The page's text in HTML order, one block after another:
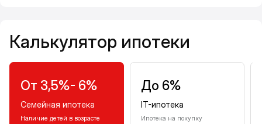
Калькулятор ипотеки
От 3,5%- 6%
Семейная ипотека
Наличие детей в возрасте
До 6%
IT-ипотека
Ипотека на покупку